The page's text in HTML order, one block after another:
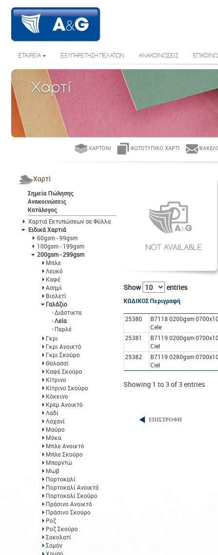
ΕΤΑΙΡΕΙΑ ΕΞΥΠΗΡΕΤΗΣΗ ΠΕΛΑΤΩΝ ΑΝΑΚΟΙΝΩΣΕΙΣ
Χαρτί
ΧΑΡΤΌΝΙ ΦΩΤΟΤΥΠΙΚΌ ΧΑΡΤΊ
Χαρτί
Σημεία Πώλησης
Ανακοινώσεις
Κατάλογος
Χαρτιά Εκτυπώσεων σε Φύλλα
Ειδικά Χαρτιά
60gsm - 99gsm
100gsm - 199gsm
200gsm - 299gsm
Μπλε
Λευκό
Καφέ
Ασημί
Βιολετί
Γαλάζιο
Διάστικτα
Λεία
Περλέ
Γκρι
Γκρι Ανοικτό
Γκρι Σκούρο
Θαλασσί
Καφέ Σκούρο
Κίτρινο
Κίτρινο Σκούρο
Κόκκινο
Κρεμ Ανοικτό
Λαδί
Λαχανί
Μαύρο
Μόκα
Μπλε Ανοικτό
Μπλε Σκούρο
Μπορντώ
Μωβ
Πορτοκαλί
Πορτοκαλί Ανοικτό
Πορτοκαλί Σκούρο
Πράσινο Ανοικτό
Πράσινο Σκούρο
Ροζ
Ροζ Σκούρο
Σοκολατί
Σομόν
Show entries
ΚΩΔΙΚΟΣΠεριγραφή
25380
B7118 0200gsm
Cele
25381
B7119 0200gsm
Ciel
25382
B7119 0280gsm
Ciel
Showing 1 to 3 of 3 entries
ΕΠΙΣΤΡΟΦΗ